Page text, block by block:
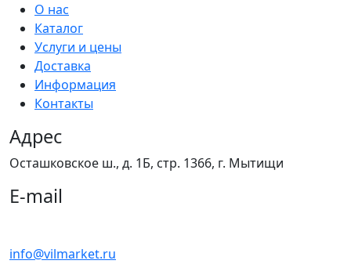
О нас
Каталог
Услуги и цены
Доставка
Информация
Контакты
Адрес
Осташковское ш., д. 1Б, стр. 1366, г. Мытищи
E-mail
info@vilmarket.ru